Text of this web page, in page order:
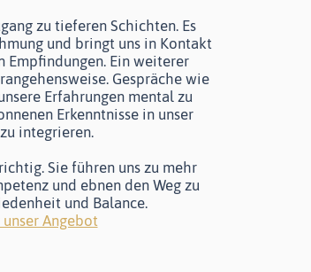
zu tieferen Schichten. Es
und bringt uns in Kontakt
Empfindungen. Ein weiterer
Gespräche wie
Erfahrungen mental zu
Erkenntnisse in unser
integrieren.
Sie führen uns zu mehr
und ebnen den Weg zu
und Balance.
Angebot